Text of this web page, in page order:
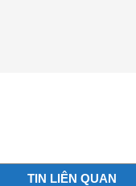
TIN LIÊN QUAN